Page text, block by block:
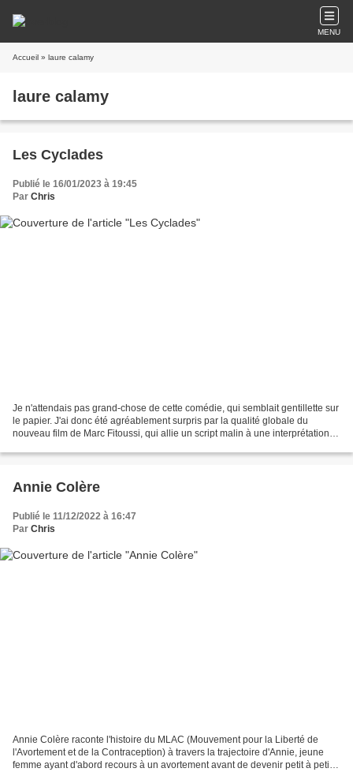
MENU
Accueil » laure calamy
laure calamy
Les Cyclades
Publié le 16/01/2023 à 19:45
Par Chris
Je n'attendais pas grand-chose de cette comédie, qui semblait gentillette sur
le papier. J'ai donc été agréablement surpris par la qualité globale du
nouveau film de Marc Fitoussi, qui allie un script malin à une interprétation
Annie Colère
Publié le 11/12/2022 à 16:47
Par Chris
Annie Colère raconte l'histoire du MLAC (Mouvement pour la Liberté de
l'Avortement et de la Contraception) à travers la trajectoire d'Annie, jeune
femme ayant d'abord recours à un avortement avant de devenir petit à petit